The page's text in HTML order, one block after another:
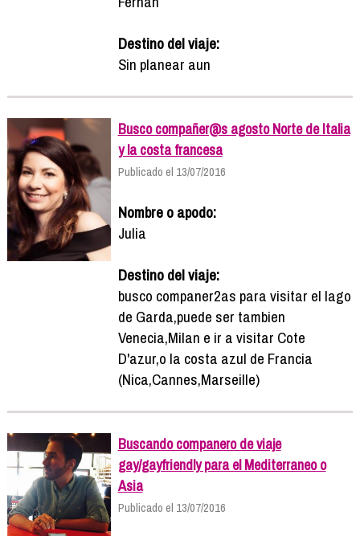
Destino del viaje:
Sin planear aun
Busco compañer@s agosto Norte de Italia
y la costa francesa
Publicado el 13/07/2016
Nombre o apodo:
Julia
Destino del viaje:
busco companer2as para visitar el lago
de Garda,puede ser tambien
Venecia,Milan e ir a visitar Cote
D'azur,o la costa azul de Francia
(Nica,Cannes,Marseille)
Buscando companero de viaje
gay/gayfriendly para el Mediterraneo o
Asia
Publicado el 13/07/2016